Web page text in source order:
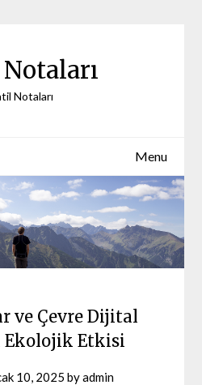
Notaları
Menu
ve Çevre Dijital
Ekolojik Etkisi
10, 2025 byadmin